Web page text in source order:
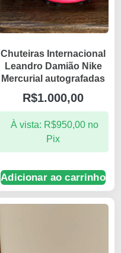
Chuteiras Internacional
Leandro Damião Nike
Mercurial autografadas
R$1.000,00
À vista: R$950,00 no
Pix
Adicionar ao carrinho